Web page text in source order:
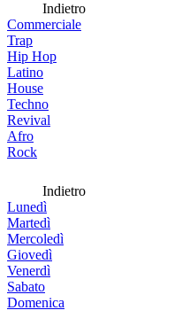
Indietro
Commerciale
Trap
Hip Hop
Latino
House
Techno
Revival
Afro
Rock
Indietro
Lunedì
Martedì
Mercoledì
Giovedì
Venerdì
Sabato
Domenica